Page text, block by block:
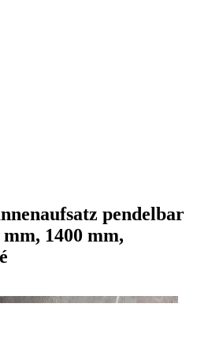
pendelbar
1400 mm,